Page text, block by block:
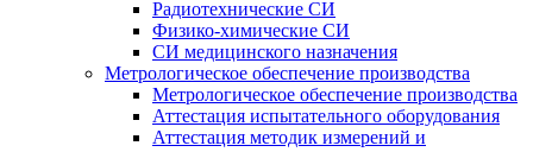
Радиотехнические СИ
Физико-химические СИ
СИ медицинского назначения
Метрологическое обеспечение производства
Метрологическое обеспечение производства
Аттестация испытательного оборудования
Аттестация методик измерений и